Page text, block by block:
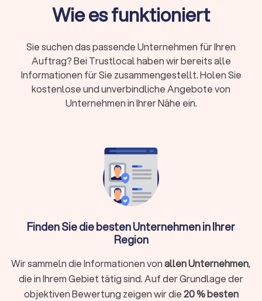
So finden Sie den richtigen
Hausmeisterservice in Steinfurt
Die Auswahl des passenden Dienstleisters erfordert die
sorgfältige Prüfung einiger Kriterien. Ein zuverlässiger
Gebäudeservice zeichnet sich durch Erfahrung, qualifiziertes
Personal und ein breites Leistungsangebot aus.
Achten Sie insbesondere auf die Qualifikationen der
Professionelle Hausmeister besitzen
Trustlocal zudem den Vergleich qualifizierter Elektriker an.
Wichtig ist außerdem eine gute Erreichbarkeit:
Hausmeisterservice sollte regelmäßige Betreuungszeiten
bieten und im Notfall schnell verfügbar sein.
Prüfen Sie Kundenbewertungen und Referenzen, die
Aufschluss über Qualität und Zuverlässigkeit geben.
Trustlocal erfasst ausschließlich verifizierte Rezensionen,
sodass Sie sich auf authentische Erfahrungsberichte
verlassen können. Zudem sollte der Anbieter über eine
umfassende
Haftpflicht- und
Betriebshaftpflichtversicherungverfügen.
Wie es funktioniert
Sie suchen das passende Unternehmen für Ihren
Auftrag? Bei Trustlocal haben wir bereits alle
Informationen für Sie zusammengestellt. Holen Sie
kostenlose und unverbindliche Angebote von
Unternehmen in Ihrer Nähe ein.
Finden Sie die besten Unternehmen in Ihrer
Region
Wir sammeln die Informationen vonallen Unternehmen,
die in Ihrem Gebiet tätig sind. Auf der Grundlage der
objektiven Bewertung zeigen wir die20 % besten